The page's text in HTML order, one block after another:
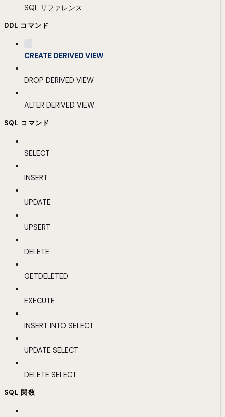
SQL リファレンス
DDL コマンド
CREATE DERIVED VIEW
DROP DERIVED VIEW
ALTER DERIVED VIEW
SQL コマンド
SELECT
INSERT
UPDATE
UPSERT
DELETE
GETDELETED
EXECUTE
INSERT INTO SELECT
UPDATE SELECT
DELETE SELECT
SQL 関数